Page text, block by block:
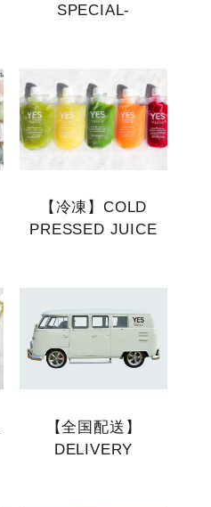
SPECIAL-
【冷凍】COLD
PRESSED JUICE
【全国配送】
DELIVERY